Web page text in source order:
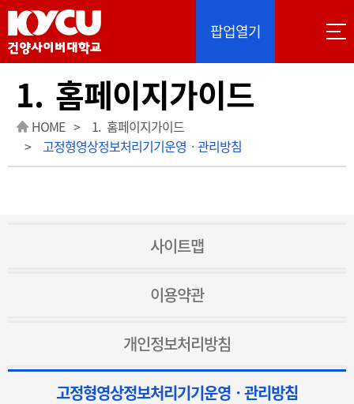
이 사이트는 Google 자동 번역을 제공합니다. 번역
팝업열기
1. 홈페이지가이드
HOME
1. 홈페이지가이드
고정형영상정보처리기기운영ㆍ관리방침
사이트맵
이용약관
개인정보처리방침
고정형영상정보처리기기운영ㆍ관리방침